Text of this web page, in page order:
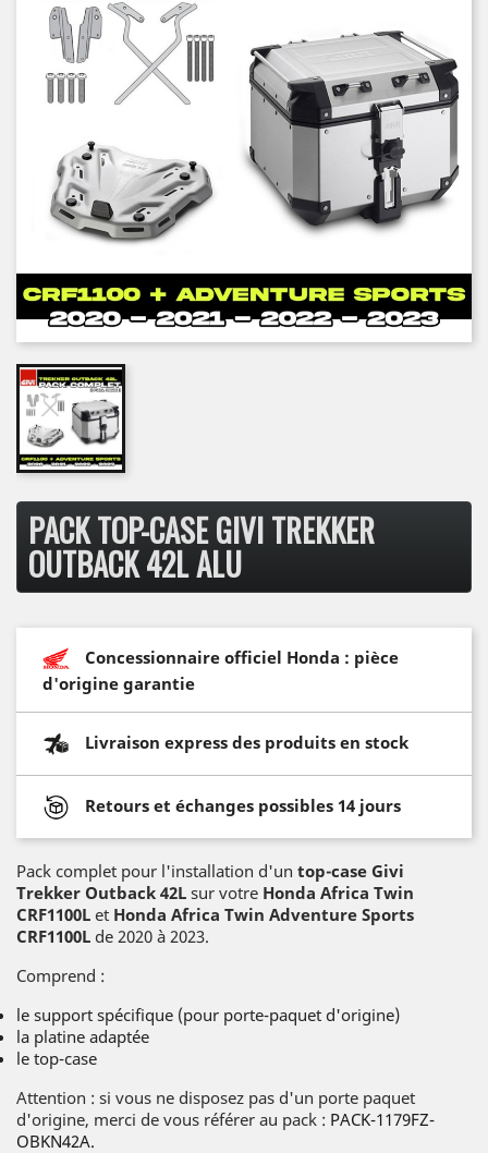
PACK TOP-CASE GIVI TREKKER
OUTBACK 42L ALU
Concessionnaire officiel Honda : pièce
d'origine garantie
Livraison express des produits en stock
Retours et échanges possibles 14 jours
Pack complet pour l'installation d'un top-case Givi
Trekker Outback 42L sur votre Honda Africa Twin
CRF1100L et Honda Africa Twin Adventure Sports
CRF1100L de 2020 à 2023.
Comprend :
le support spécifique (pour porte-paquet d'origine)
la platine adaptée
le top-case
Attention : si vous ne disposez pas d'un porte paquet
d'origine, merci de vous référer au pack : PACK-1179FZ-
OBKN42A.